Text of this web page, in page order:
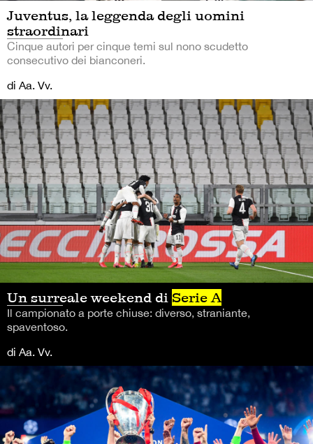
Juventus, la leggenda degli uomini
straordinari
Cinque autori per cinque temi sul nono scudetto
consecutivo dei bianconeri.
di Aa. Vv.
Un surreale weekend di Serie A
Il campionato a porte chiuse: diverso, straniante,
spaventoso.
di Aa. Vv.